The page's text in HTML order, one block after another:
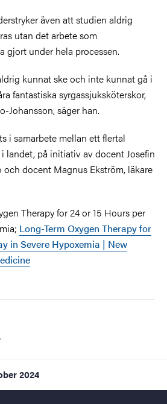
även att studien aldrig
utan det arbete som
gjort under hela processen.
kunnat ske och inte kunnat gå i
fantastiska syrgassjuksköterskor,
Johansson, säger han.
i samarbete mellan ett flertal
landet, på initiativ av docent Josefin
och docent Magnus Ekström, läkare
Therapy for 24 or 15 Hours per
Long-Term Oxygen Therapy for
in Severe Hypoxemia | New
2024